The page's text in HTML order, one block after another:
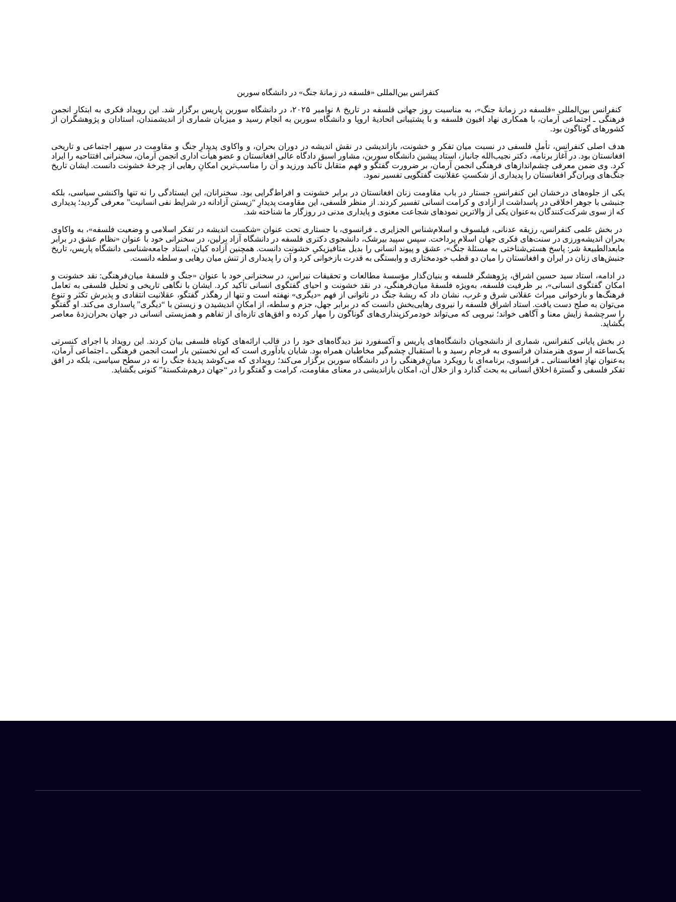
کنفرانس بین‌المللی «فلسفه در زمانهٔ جنگ» در دانشگاه سوربن
کنفرانس بین‌المللی «فلسفه در زمانهٔ جنگ»، به مناسبت روز جهانی فلسفه در تاریخ ۸ نوامبر ۲۰۲۵، در دانشگاه سوربن پاریس برگزار شد. این رویداد فکری به ابتکار انجمن
فرهنگی ـ اجتماعی آرمان، با همکاری نهاد افیون فلسفه و با پشتیبانی اتحادیهٔ اروپا و دانشگاه سوربن به انجام رسید و میزبان شماری از اندیشمندان، استادان و پژوهشگران از
کشورهای گوناگون بود.
هدف اصلی کنفرانس، تأملِ فلسفی در نسبت میان تفکر و خشونت، بازاندیشی در نقش اندیشه در دوران بحران، و واکاوی پدیدارِ جنگ و مقاومت در سپهر اجتماعی و تاریخی
افغانستان بود. در آغاز برنامه، دکتر نجیب‌الله جانباز، استاد پیشین دانشگاه سوربن، مشاور اسبق دادگاه عالی افغانستان و عضو هیأت اداری انجمن آرمان، سخنرانی افتتاحیه را ایراد
کرد. وی ضمن معرفی چشم‌اندازهای فرهنگی انجمن آرمان، بر ضرورت گفتگو و فهم متقابل تأکید ورزید و آن را مناسب‌ترین امکانِ رهایی از چرخهٔ خشونت دانست. ایشان تاریخ
جنگ‌های ویران‌گر افغانستان را پدیداری از شکستِ عقلانیت گفتگویی تفسیر نمود.
یکی از جلوه‌های درخشان این کنفرانس، جستار در باب مقاومت زنان افغانستان در برابر خشونت و افراط‌گرایی بود. سخنرانان، این ایستادگی را نه تنها واکنشی سیاسی، بلکه
جنبشی با جوهر اخلاقی در پاسداشت از آزادی و کرامت انسانی تفسیر کردند. از منظر فلسفی، این مقاومت پدیدارِ “زیستن آزادانه در شرایط نفی انسانیت” معرفی گردید؛ پدیداری
که از سوی شرکت‌کنندگان به‌عنوان یکی از والاترین نمودهای شجاعت معنوی و پایداری مدنی در روزگار ما شناخته شد.
در بخش علمی کنفرانس، رزیقه عدنانی، فیلسوف و اسلام‌شناس الجزایری ـ فرانسوی، با جستاری تحت عنوان «شکست اندیشه در تفکر اسلامی و وضعیت فلسفه»، به واکاوی
بحران اندیشه‌ورزی در سنت‌های فکری جهان اسلام پرداخت. سپس سپید بیرشک، دانشجوی دکتری فلسفه در دانشگاه آزاد برلین، در سخنرانی خود با عنوان «نظام عشق در برابر
مابعدالطبیعهٔ شر: پاسخ هستی‌شناختی به مسئلهٔ جنگ»، عشق و پیوند انسانی را بدیل متافیزیکیِ خشونت دانست. همچنین آزاده کیان، استاد جامعه‌شناسی دانشگاه پاریس، تاریخ
جنبش‌های زنان در ایران و افغانستان را میان دو قطب خودمختاری و وابستگی به قدرت بازخوانی کرد و آن را پدیداری از تنش میان رهایی و سلطه دانست.
در ادامه، استاد سید حسین اشراق، پژوهشگر فلسفه و بنیان‌گذار مؤسسهٔ مطالعات و تحقیقات نبراس، در سخنرانی خود با عنوان «جنگ و فلسفهٔ میان‌فرهنگی: نقد خشونت و
امکان گفتگوی انسانی»، بر ظرفیت فلسفه، به‌ویژه فلسفهٔ میان‌فرهنگی، در نقد خشونت و احیای گفتگوی انسانی تأکید کرد. ایشان با نگاهی تاریخی و تحلیل فلسفی به تعامل
فرهنگ‌ها و بازخوانی میراث عقلانی شرق و غرب، نشان داد که ریشهٔ جنگ در ناتوانی از فهم «دیگری» نهفته است و تنها از رهگذر گفتگو، عقلانیت انتقادی و پذیرش تکثر و تنوع
می‌توان به صلح دست یافت. استاد اشراق فلسفه را نیروی رهایی‌بخش دانست که در برابر جهل، جزم و سلطه، از امکانِ اندیشیدن و زیستن با “دیگری” پاسداری می‌کند. او گفتگو
را سرچشمهٔ زایش معنا و آگاهی خواند؛ نیرویی که می‌تواند خودمرکزپنداری‌های گوناگون را مهار کرده و افق‌های تازه‌ای از تفاهم و همزیستی انسانی در جهان بحران‌زدهٔ معاصر
بگشاید.
در بخش پایانی کنفرانس، شماری از دانشجویان دانشگاه‌های پاریس و آکسفورد نیز دیدگاه‌های خود را در قالب ارائه‌های کوتاه فلسفی بیان کردند. این رویداد با اجرای کنسرتی
یک‌ساعته از سوی هنرمندان فرانسوی به فرجام رسید و با استقبال چشم‌گیر مخاطبان همراه بود. شایان یادآوری است که این نخستین بار است انجمن فرهنگی ـ اجتماعی آرمان،
به‌عنوان نهادِ افغانستانی ـ فرانسوی، برنامه‌ای با رویکرد میان‌فرهنگی را در دانشگاه سوربن برگزار می‌کند؛ رویدادی که می‌کوشد پدیدهٔ جنگ را نه در سطح سیاسی، بلکه در افق
تفکر فلسفی و گسترهٔ اخلاق انسانی به بحث گذارد و از خلال آن، امکان بازاندیشی در معنای مقاومت، کرامت و گفتگو را در “جهان درهم‌شکستهٔ” کنونی بگشاید.